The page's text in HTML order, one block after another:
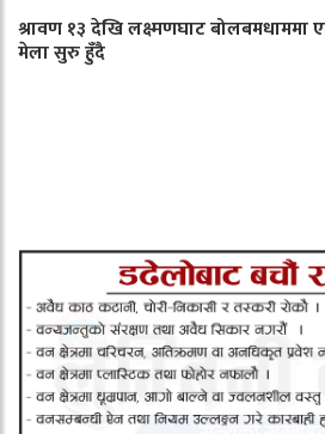
श्रावण १३ देखि लक्ष्मणघाट बोलबमधाममा
मेला सुरु हुँदै